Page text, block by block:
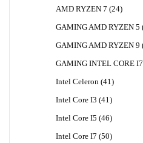
AMD RYZEN 7 2424
GAMING AMD RYZEN 5
GAMING AMD RYZEN 9
GAMING INTEL CORE I7
Intel Celeron 4141
Intel Core I3 4141
Intel Core I5 4646
Intel Core I7 5050